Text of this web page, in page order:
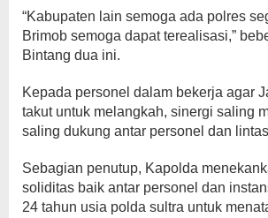
“Kabupaten lain semoga ada polres
Brimob semoga dapat terealisasi,”
Bintang dua ini.
Kepada personel dalam bekerja agar
takut untuk melangkah, sinergi saling
saling dukung antar personel dan
Sebagian penutup, Kapolda
soliditas baik antar personel dan
24 tahun usia polda sultra untuk